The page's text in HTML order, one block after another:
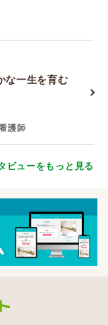
な一生を育む
護師
ビューをもっと見る